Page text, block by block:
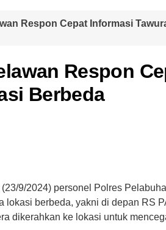
Respon Cepat Informasi
Respon
Berbeda
9/2024) personel Polres
lokasi berbeda, yakni di depan RS
dikerahkan ke lokasi untuk